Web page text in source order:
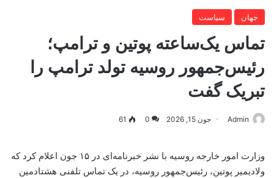
جهان سیاست
تماس یک‌ساعته پوتین و ترامپ؛
رئیس‌جمهور روسیه تولد ترامپ را
تبریک گفت
Admin جون 15, 2026 0
61
وزارت امور خارجه روسیه با نشر خبرنامه‌ای در ۱۵ جون اعلام کرد که
ولادیمیر پوتین، رئیس‌جمهور روسیه، در یک تماس تلفنی هشتادمین